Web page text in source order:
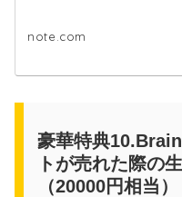
note.com
豪華特典
トが売れた際の
（20000円相当）